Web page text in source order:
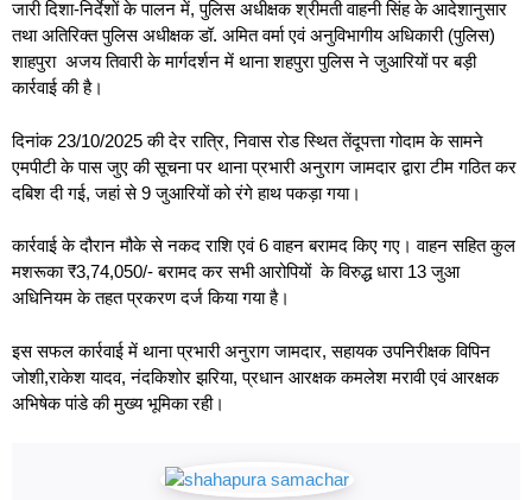
जारी दिशा-निर्देशों के पालन में, पुलिस अधीक्षक श्रीमती वाहनी सिंह के आदेशानुसार
तथा अतिरिक्त पुलिस अधीक्षक डॉ. अमित वर्मा एवं अनुविभागीय अधिकारी (पुलिस)
शाहपुरा अजय तिवारी के मार्गदर्शन में थाना शहपुरा पुलिस ने जुआरियों पर बड़ी
कार्रवाई की है।
दिनांक 23/10/2025 की देर रात्रि, निवास रोड स्थित तेंदूपत्ता गोदाम के सामने
एमपीटी के पास जुए की सूचना पर थाना प्रभारी अनुराग जामदार द्वारा टीम गठित कर
दबिश दी गई, जहां से 9 जुआरियों को रंगे हाथ पकड़ा गया।
कार्रवाई के दौरान मौके से नकद राशि एवं 6 वाहन बरामद किए गए। वाहन सहित कुल
मशरूका ₹3,74,050/- बरामद कर सभी आरोपियों के विरुद्ध धारा 13 जुआ
अधिनियम के तहत प्रकरण दर्ज किया गया है।
इस सफल कार्रवाई में थाना प्रभारी अनुराग जामदार, सहायक उपनिरीक्षक विपिन
जोशी,राकेश यादव, नंदकिशोर झरिया, प्रधान आरक्षक कमलेश मरावी एवं आरक्षक
अभिषेक पांडे की मुख्य भूमिका रही।